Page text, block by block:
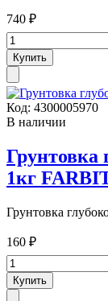
740 ₽
Код: 4300005970
В наличии
Грунтовка
1кг
Грунтовка
160 ₽